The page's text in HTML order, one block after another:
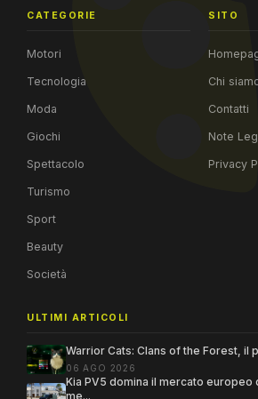
CATEGORIE
Motori
Tecnologia
Moda
Giochi
Spettacolo
Turismo
Sport
Beauty
Società
SITO
Chi
Contatti
Note
Privacy
ULTIMI ARTICOLI
Warrior Cats: Clans of the Forest, il
06 AGO 2026
Kia PV5 domina il mercato europeo
me...